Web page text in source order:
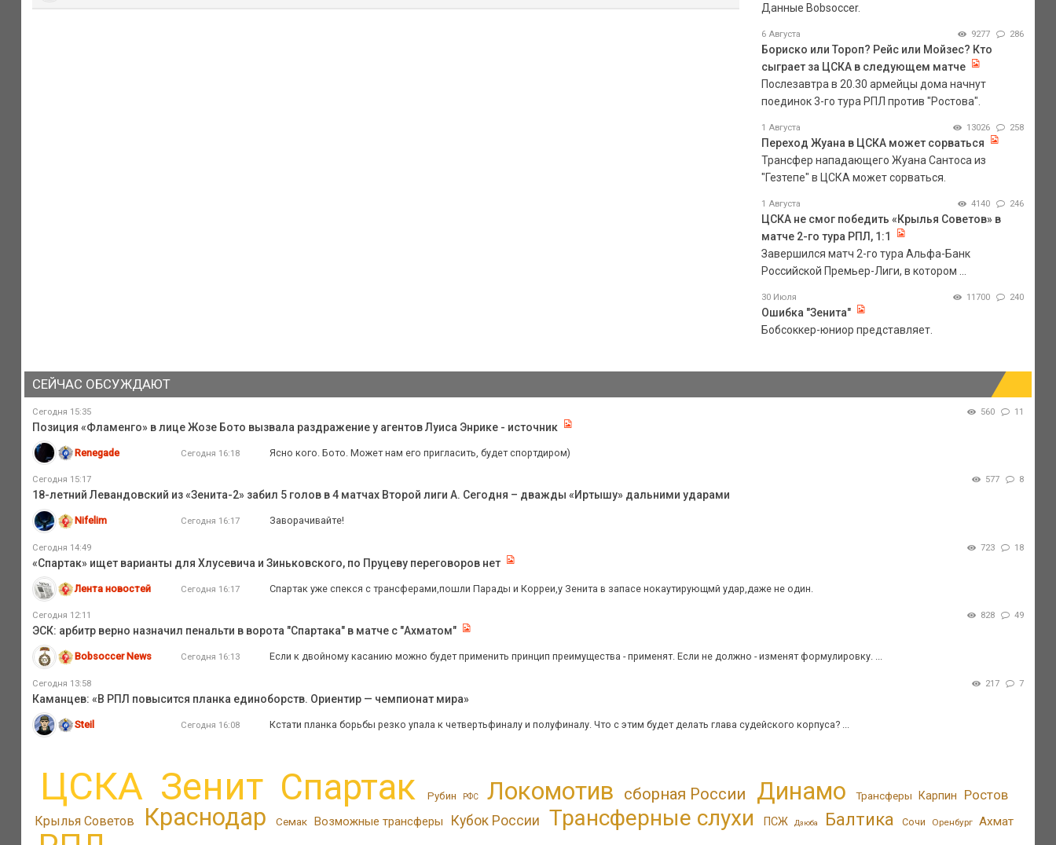
Данные Bobsoccer.
6 Августа 9277 286
Бориско или Тороп? Рейс или Мойзес? Кто
сыграет за ЦСКА в следующем матче
Послезавтра в 20.30 армейцы дома начнут
поединок 3-го тура РПЛ против "Ростова".
1 Августа 13026 258
Переход Жуана в ЦСКА может сорваться
Трансфер нападающего Жуана Сантоса из
"Гезтепе" в ЦСКА может сорваться.
1 Августа 4140 246
ЦСКА не смог победить «Крылья Советов» в
матче 2-го тура РПЛ, 1:1
Завершился матч 2-го тура Альфа-Банк
Российской Премьер-Лиги, в котором ...
30 Июля 11700 240
Ошибка "Зенита"
Бобсоккер-юниор представляет.
СЕЙЧАС ОБСУЖДАЮТ
Сегодня 15:35 560 11
Позиция «Фламенго» в лице Жозе Бото вызвала раздражение у агентов Луиса Энрике - источник
Renegade Сегодня 16:18 Ясно кого. Бото. Может нам его пригласить, будет спортдиром)
Сегодня 15:17 577 8
18-летний Левандовский из «Зенита-2» забил 5 голов в 4 матчах Второй лиги А. Сегодня – дважды «Иртышу» дальними ударами
Nifelim Сегодня 16:17 Заворачивайте!
Сегодня 14:49 723 18
«Спартак» ищет варианты для Хлусевича и Зиньковского, по Пруцеву переговоров нет
Лента новостей Сегодня 16:17 Спартак уже спекся с трансферами,пошли Парады и Корреи,у Зенита в запасе нокаутирующмй удар,даже не один.
Сегодня 12:11 828 49
ЭСК: арбитр верно назначил пенальти в ворота "Спартака" в матче с "Ахматом"
Bobsoccer News Сегодня 16:13 Если к двойному касанию можно будет применить принцип преимущества - применят. Если не должно - изменят формулировку. ...
Сегодня 13:58 217 7
Каманцев: «В РПЛ повысится планка единоборств. Ориентир — чемпионат мира»
Steil Сегодня 16:08 Кстати планка борьбы резко упала к четвертьфиналу и полуфиналу. Что с этим будет делать глава судейского корпуса? ...
ЦСКА Зенит Спартак Рубин РФС Локомотив сборная России Динамо Трансферы Карпин Ростов
Крылья Советов Краснодар Семак Возможные трансферы Кубок России Трансферные слухи ПСЖ Дзюба Балтика Сочи Оренбург Ахмат